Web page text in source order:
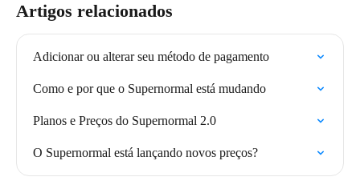
Artigos relacionados
Adicionar ou alterar seu método de pagamento
Como e por que o Supernormal está mudando
Planos e Preços do Supernormal 2.0
O Supernormal está lançando novos preços?